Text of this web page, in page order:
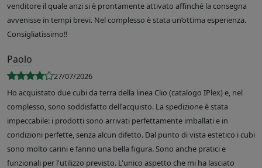
venditore il quale anzi si è prontamente attivato affinché la consegna
avvenisse in tempi brevi. Nel complesso è stata un’ottima esperienza.
Consigliatissimo!!
Paolo
27/07/2026
Ho acquistato due cubi da terra della linea Clio (catalogo IPlex) e, nel
complesso, sono soddisfatto dell'acquisto. La spedizione è stata
impeccabile: i prodotti sono arrivati perfettamente imballati e in
condizioni perfette, senza alcun difetto. Dal punto di vista estetico i cubi
sono molto carini e fanno una bella figura. Sono anche pratici e
funzionali per l'utilizzo previsto. L'unico aspetto che mi ha lasciato